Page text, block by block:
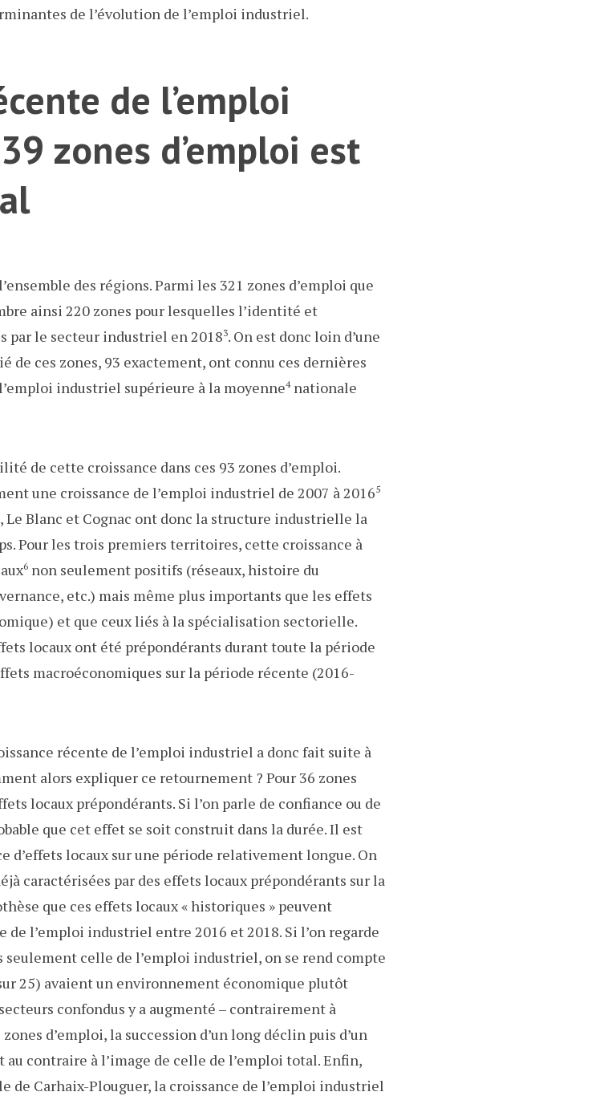
de l’évolution de l’emploi industriel.
de l’emploi
zones d’emploi est
des régions. Parmi les 321 zones d’emploi que
ainsi 220 zones pour lesquelles l’identité et
par le secteur industriel en 20183. On est donc loin d’une
de ces zones, 93 exactement, ont connu ces dernières
industriel supérieure à la moyenne4nationale
de cette croissance dans ces 93 zones d’emploi.
une croissance de l’emploi industriel de 2007 à 20165
Le Blanc et Cognac ont donc la structure industrielle la
Pour les trois premiers territoires, cette croissance à
6 non seulement positifs (réseaux, histoire du
etc.) mais même plus importants que les effets
et que ceux liés à la spécialisation sectorielle.
locaux ont été prépondérants durant toute la période
macroéconomiques sur la période récente (2016-
récente de l’emploi industriel a donc fait suite à
alors expliquer ce retournement ? Pour 36 zones
locaux prépondérants. Si l’on parle de confiance ou de
que cet effet se soit construit dans la durée. Il est
d’effets locaux sur une période relativement longue. On
caractérisées par des effets locaux prépondérants sur la
que ces effets locaux « historiques » peuvent
l’emploi industriel entre 2016 et 2018. Si l’on regarde
celle de l’emploi industriel, on se rend compte
25) avaient un environnement économique plutôt
confondus y a augmenté – contrairement à
d’emploi, la succession d’un long déclin puis d’un
contraire à l’image de celle de l’emploi total. Enfin,
de Carhaix-Plouguer, la croissance de l’emploi industriel